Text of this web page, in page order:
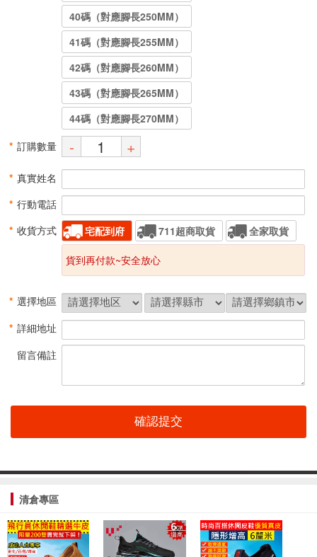
40碼（對應腳長250MM）
41碼（對應腳長255MM）
42碼（對應腳長260MM）
43碼（對應腳長265MM）
44碼（對應腳長270MM）
訂購數量
* - +
真實姓名
*
行動電話
*
收貨方式
* 宅配到府 711超商取貨 全家取貨
貨到再付款~安全放心
選擇地區
*
詳細地址
*
留言備註
清倉專區